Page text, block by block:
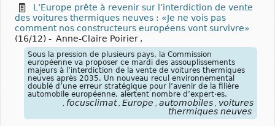
L’Europe prête à revenir sur l’interdiction de vente
des voitures thermiques neuves : «Je ne vois pas
comment nos constructeurs européens vont survivre»
(16/12) - Anne-Claire Poirier ,
Sous la pression de plusieurs pays, la Commission
européenne va proposer ce mardi des assouplissements
majeurs à l’interdiction de la vente de voitures thermiques
neuves après 2035. Un nouveau recul environnemental
doublé d’une erreur stratégique pour l’avenir de la filière
automobile européenne, alertent nombre d’expert·es.
focusclimat Europe automobiles
voitures
thermiques neuves